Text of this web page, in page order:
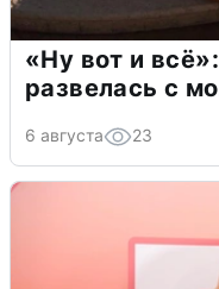
«Ну вот и
развелась с
6 августа 23